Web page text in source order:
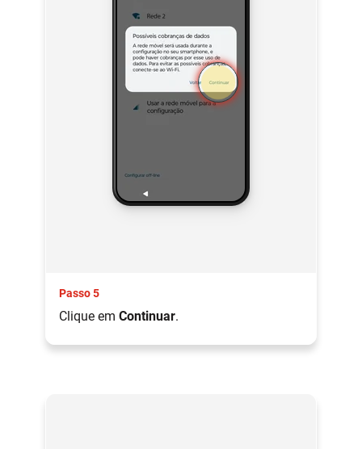
Passo 5
Clique em Continuar.